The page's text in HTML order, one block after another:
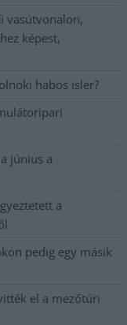
vasútvonalon,
képest,
habos isler?
június a
a
pedig egy másik
el a mezőtúri